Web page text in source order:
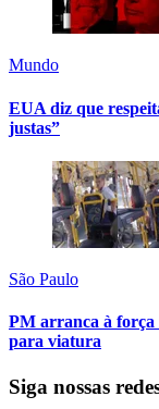
Mundo
EUA diz que
justas”
São Paulo
PM arranca à força
para viatura
Siga nossas